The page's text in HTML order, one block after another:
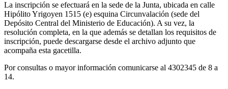
La inscripción se efectuará en la sede de la Junta, ubicada en calle
Hipólito Yrigoyen 1515 (e) esquina Circunvalación (sede del
Depósito Central del Ministerio de Educación). A su vez, la
resolución completa, en la que además se detallan los requisitos de
inscripción, puede descargarse desde el archivo adjunto que
acompaña esta gacetilla.
Por consultas o mayor información comunicarse al 4302345 de 8 a
14.